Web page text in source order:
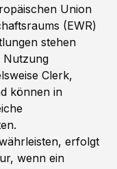
Union
(EWR)
stehen
Nutzung
Clerk,
können in
erfolgt
wenn ein